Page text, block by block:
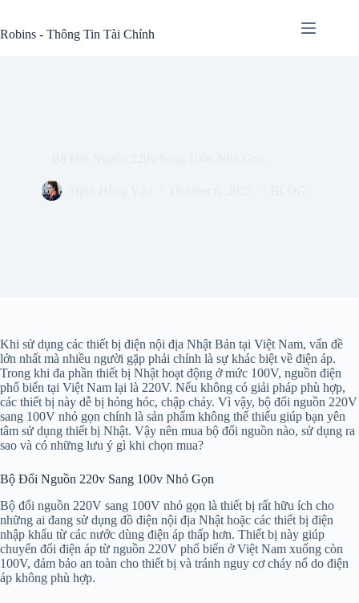
content
Robins - Thông Tin Tài Chính
Khi sử dụng các thiết bị điện nội địa Nhật Bản tại Việt Nam, vấn đề
lớn nhất mà nhiều người gặp phải chính là sự khác biệt về điện áp.
Trong khi đa phần thiết bị Nhật hoạt động ở mức 100V, nguồn điện
phổ biến tại Việt Nam lại là 220V. Nếu không có giải pháp phù hợp,
các thiết bị này dễ bị hỏng hóc, chập cháy. Vì vậy, bộ đổi nguồn 220V
sang 100V nhỏ gọn chính là sản phẩm không thể thiếu giúp bạn yên
tâm sử dụng thiết bị Nhật. Vậy nên mua bộ đổi nguồn nào, sử dụng ra
sao và có những lưu ý gì khi chọn mua?
Bộ Đổi Nguồn 220v Sang 100v Nhỏ Gọn
Bộ đổi nguồn 220V sang 100V nhỏ gọn là thiết bị rất hữu ích cho
những ai đang sử dụng đồ điện nội địa Nhật hoặc các thiết bị điện
nhập khẩu từ các nước dùng điện áp thấp hơn. Thiết bị này giúp
chuyển đổi điện áp từ nguồn 220V phổ biến ở Việt Nam xuống còn
100V, đảm bảo an toàn cho thiết bị và tránh nguy cơ cháy nổ do điện
áp không phù hợp.